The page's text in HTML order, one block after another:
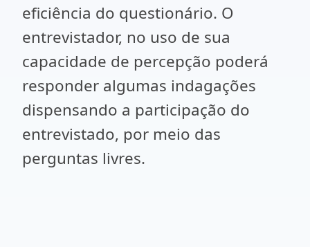
eficiência do questionário. O
entrevistador, no uso de sua
capacidade de percepção poderá
responder algumas indagações
dispensando a participação do
entrevistado, por meio das
perguntas livres.